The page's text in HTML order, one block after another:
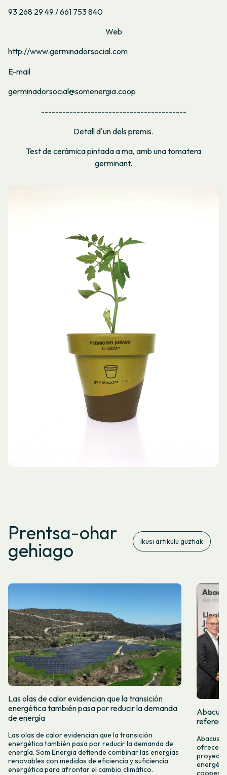
93 268 29 49 / 661 753 840
Web
http://www.germinadorsocial.com
E-mail
germinadorsocial@somenergia.coop
-----------------------------------------
Detall d'un dels premis.
Test de ceràmica pintada a ma, amb una tomatera
germinant.
Prentsa-ohar
gehiago Ikusi artikulu guztiak
Las olas de calor evidencian que la transición
energética también pasa por reducir la demanda
de energía
Las olas de calor evidencian que la transición
energética también pasa por reducir la demanda de
energía. Som Energia defiende combinar las energías
renovables con medidas de eficiencia y suficiencia
energética para afrontar el cambio climático.
Abacus
Abacus
ofrecer